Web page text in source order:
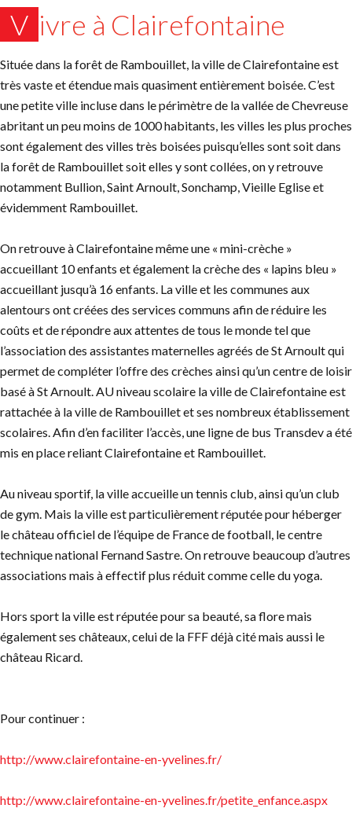
Vivre à Clairefontaine
Située dans la forêt de Rambouillet, la ville de Clairefontaine est
très vaste et étendue mais quasiment entièrement boisée. C’est
une petite ville incluse dans le périmètre de la vallée de Chevreuse
abritant un peu moins de 1000 habitants, les villes les plus proches
sont également des villes très boisées puisqu’elles sont soit dans
la forêt de Rambouillet soit elles y sont collées, on y retrouve
notamment Bullion, Saint Arnoult, Sonchamp, Vieille Eglise et
évidemment Rambouillet.
On retrouve à Clairefontaine même une « mini-crèche »
accueillant 10 enfants et également la crèche des « lapins bleu »
accueillant jusqu’à 16 enfants. La ville et les communes aux
alentours ont créées des services communs afin de réduire les
coûts et de répondre aux attentes de tous le monde tel que
l’association des assistantes maternelles agréés de St Arnoult qui
permet de compléter l’offre des crèches ainsi qu’un centre de loisir
basé à St Arnoult. AU niveau scolaire la ville de Clairefontaine est
rattachée à la ville de Rambouillet et ses nombreux établissement
scolaires. Afin d’en faciliter l’accès, une ligne de bus Transdev a été
mis en place reliant Clairefontaine et Rambouillet.
Au niveau sportif, la ville accueille un tennis club, ainsi qu’un club
de gym. Mais la ville est particulièrement réputée pour héberger
le château officiel de l’équipe de France de football, le centre
technique national Fernand Sastre. On retrouve beaucoup d’autres
associations mais à effectif plus réduit comme celle du yoga.
Hors sport la ville est réputée pour sa beauté, sa flore mais
également ses châteaux, celui de la FFF déjà cité mais aussi le
château Ricard.
Pour continuer :
http://www.clairefontaine-en-yvelines.fr/
http://www.clairefontaine-en-yvelines.fr/petite_enfance.aspx